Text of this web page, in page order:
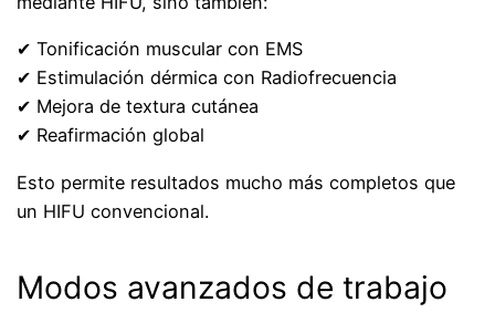
✔ Tonificación muscular con EMS
✔ Estimulación dérmica con Radiofrecuencia
✔ Mejora de textura cutánea
✔ Reafirmación global
Esto permite resultados mucho más completos que
un HIFU convencional.
Modos avanzados de trabajo